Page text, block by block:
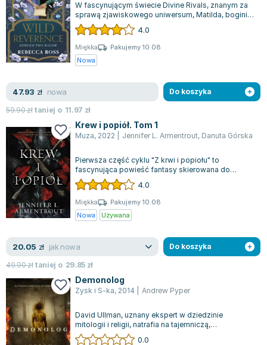
W fascynującym świecie Divine Rivals, znanym za
sprawą zjawiskowego uniwersum, Matilda, bogini
zrodzona w lśniących płomieniach Po...
4.0
Miękka
Pakujemy 10.08
Nowa
47.93 zł nowa
59.90złtaniej o 11.97 zł
Do koszyka
Krew i popiół. Tom 1
Muza, 2022 Jennifer L. Armentrout, Danuta Górska
Pierwsza część cyklu "Z krwi i popiołu" to
fascynująca powieść fantasy skierowana do
młodzieży i dorosłych, którzy cenią sobie now...
4.0
Miękka
Pakujemy 10.08
Nowa
Używana
20.05 zł jak nowa
49.90złtaniej o 29.85 zł
Do koszyka
Demonolog
Zysk i S-ka, 2014 Andrew Pyper
David Ullman, uznany ekspert w dziedzinie
mitologii i religii, natrafia na tajemniczą,
niematerialną siłę, która zaczyna prześlado...
0.0